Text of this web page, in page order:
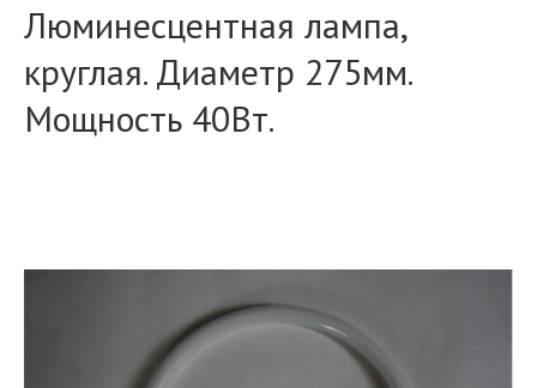
Люминесцентная лампа,
круглая. Диаметр 275мм.
Мощность 40Вт.